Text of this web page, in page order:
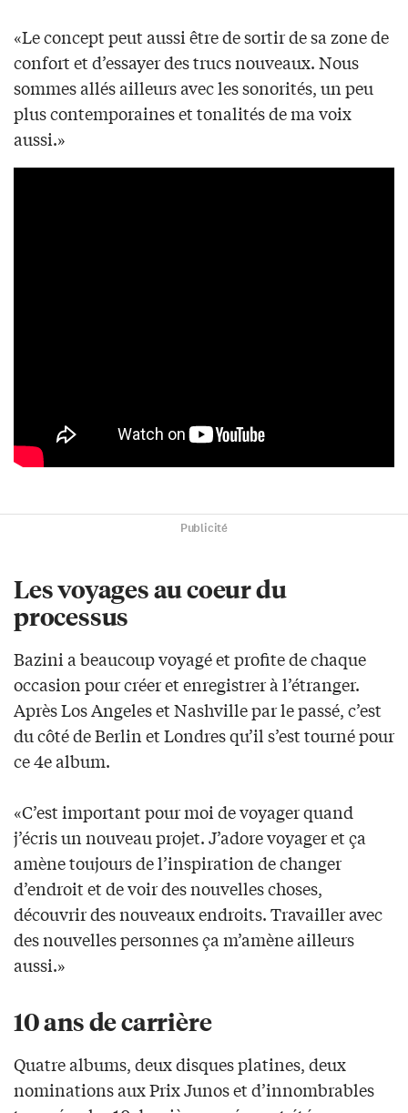
«Le concept peut aussi être de sortir de sa zone de
confort et d’essayer des trucs nouveaux. Nous
sommes allés ailleurs avec les sonorités, un peu
plus contemporaines et tonalités de ma voix
aussi.»
Publicité
Les voyages au coeur du
processus
Bazini a beaucoup voyagé et profite de chaque
occasion pour créer et enregistrer à l’étranger.
Après Los Angeles et Nashville par le passé, c’est
du côté de Berlin et Londres qu’il s’est tourné pour
ce 4e album.
«C’est important pour moi de voyager quand
j’écris un nouveau projet. J’adore voyager et ça
amène toujours de l’inspiration de changer
d’endroit et de voir des nouvelles choses,
découvrir des nouveaux endroits. Travailler avec
des nouvelles personnes ça m’amène ailleurs
aussi.»
10 ans de carrière
Quatre albums, deux disques platines, deux
nominations aux Prix Junos et d’innombrables